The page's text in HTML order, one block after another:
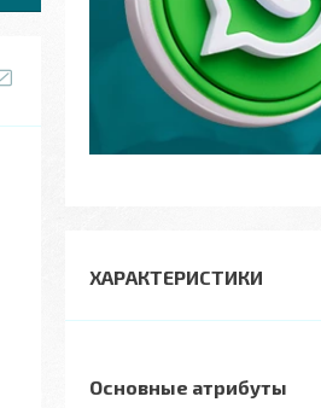
ХАРАКТЕРИСТИКИ
Основные атрибуты